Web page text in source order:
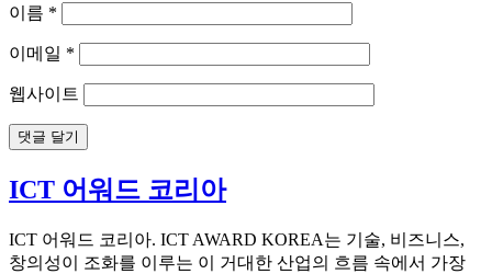
이름 *
이메일 *
웹사이트
ICT 어워드 코리아
ICT 어워드 코리아. ICT AWARD KOREA는 기술, 비즈니스,
창의성이 조화를 이루는 이 거대한 산업의 흐름 속에서 가장